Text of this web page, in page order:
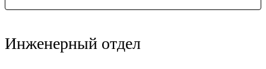
Инженерный отдел